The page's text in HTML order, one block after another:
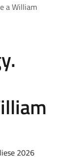
a William
2026